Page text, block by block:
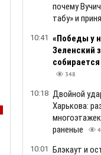
почему
табу» и
10:41 «Победы у
Зеленский
348
10:18 Двойной
Харькова:
раненые
10:01 Блэкаут и